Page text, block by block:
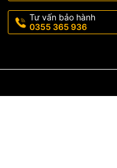
Tư vấn bảo hành
0355 365 936